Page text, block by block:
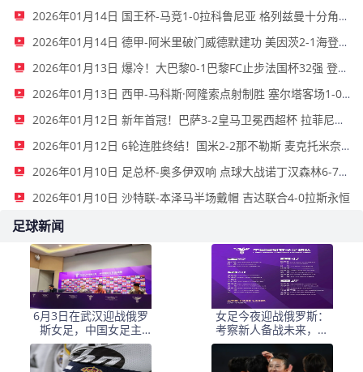
2026年01月14日 国王杯-马竞1-0拉科鲁尼亚 格列兹曼十分角任意球破门+远射中横梁
2026年01月14日 德甲-阿米里破门威德默建功 美因茨2-1海登海姆
2026年01月13日 爆冷！大巴黎0-1巴黎FC止步法国杯32强 登贝莱失单刀埃梅里中框
2026年01月13日 西甲-马科斯·阿隆索点射制胜 塞尔塔客场1-0塞维利亚
2026年01月12日 新年首冠！巴萨3-2皇马卫冕西超杯 拉菲尼亚双响维尼修斯一条龙
2026年01月12日 6轮连胜终结！国米2-2那不勒斯 麦克托米奈双响恰20点射孔蒂染红
2026年01月10日 足总杯-奥多伊双响 点球大战诺丁汉森林6-7雷克瑟姆
2026年01月10日 沙特联-本泽马半场戴帽 吉达联合4-0拉斯永恒
足球新闻
6月3日在武汉迎战俄罗
斯女足，中国女足主
帅：“这是很好的挑战!”
女足今夜迎战俄罗斯：
考察新人备战未来，古
雅沙退役展玫瑰情怀